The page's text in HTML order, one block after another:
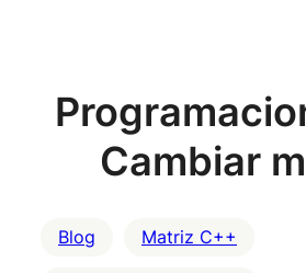
Cambiar
Blog Matriz C++